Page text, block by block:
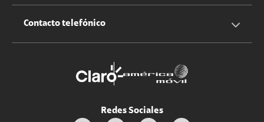
Propietario terreno antenas
Durabilidad de bienes
Estado de Servicios
Iniciar sesión
Contacto telefónico
Redes Sociales